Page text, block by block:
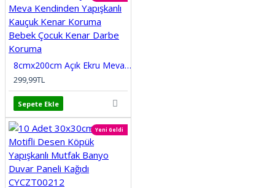
8cmx200cm Açık Ekru Meva Kendinden Yapışkanlı Kauçuk Kenar Koruma Bebek Çocuk Kenar Darbe Koruma
299,99TL
Sepete Ekle
Yeni Geldi